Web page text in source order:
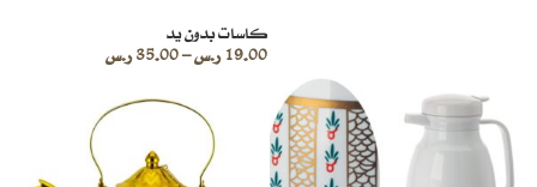
كاسات بدون يد
19.00 ر.س–
35.00ر.س